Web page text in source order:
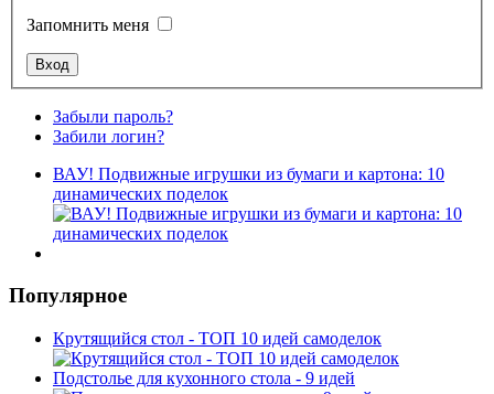
Запомнить меня
Забыли пароль?
Забили логин?
ВАУ! Подвижные игрушки из бумаги и картона: 10
динамических поделок
Популярное
Крутящийся стол - ТОП 10 идей самоделок
Подстолье для кухонного стола - 9 идей